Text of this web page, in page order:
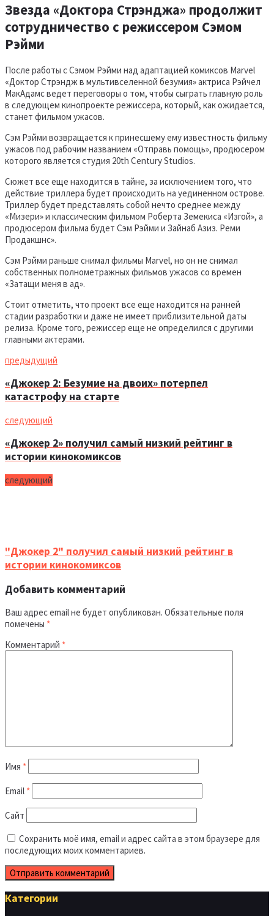
Звезда «Доктора Стрэнджа» продолжит
сотрудничество с режиссером Сэмом
Рэйми
После работы с Сэмом Рэйми над адаптацией комиксов Marvel
«Доктор Стрэндж в мультивселенной безумия» актриса Рэйчел
МакАдамс ведет переговоры о том, чтобы сыграть главную роль
в следующем кинопроекте режиссера, который, как ожидается,
станет фильмом ужасов.
Сэм Рэйми возвращается к принесшему ему известность фильму
ужасов под рабочим названием «Отправь помощь», продюсером
которого является студия 20th Century Studios.
Сюжет все еще находится в тайне, за исключением того, что
действие триллера будет происходить на уединенном острове.
Триллер будет представлять собой нечто среднее между
«Мизери» и классическим фильмом Роберта Земекиса «Изгой», а
продюсером фильма будет Сэм Рэйми и Зайнаб Азиз. Реми
Продакшнс».
Сэм Рэйми раньше снимал фильмы Marvel, но он не снимал
собственных полнометражных фильмов ужасов со времен
«Затащи меня в ад».
Стоит отметить, что проект все еще находится на ранней
стадии разработки и даже не имеет приблизительной даты
релиза. Кроме того, режиссер еще не определился с другими
главными актерами.
предыдущий
«Джокер 2: Безумие на двоих» потерпел
катастрофу на старте
следующий
«Джокер 2» получил самый низкий рейтинг в
истории кинокомиксов
следующий
"Джокер 2" получил самый низкий рейтинг в
истории кинокомиксов
Добавить комментарий
Ваш адрес email не будет опубликован. Обязательные поля
помечены *
Комментарий *
Имя *
Email *
Сайт
Сохранить моё имя, email и адрес сайта в этом браузере для
последующих моих комментариев.
Категории